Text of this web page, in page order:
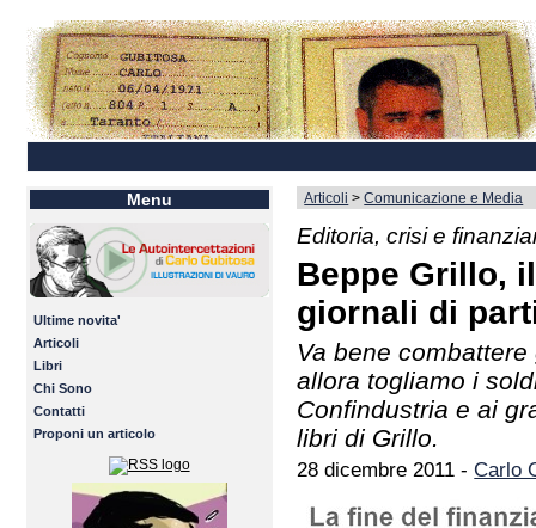
Menu
Ultime novita'
Articoli
Libri
Chi Sono
Contatti
Proponi un articolo
Articoli >Comunicazione e Media
Editoria, crisi e
Beppe Grillo,
giornali di
Va bene
allora togliamo i
Confindustria e ai
libri di Grillo.
28 dicembre 2011 -Carlo